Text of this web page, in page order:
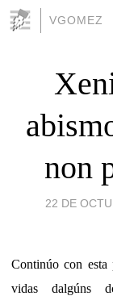
VGOMEZ
non
22 DE
Continúo con esta
vidas dalgúns